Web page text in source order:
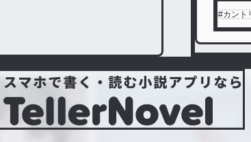
#カント